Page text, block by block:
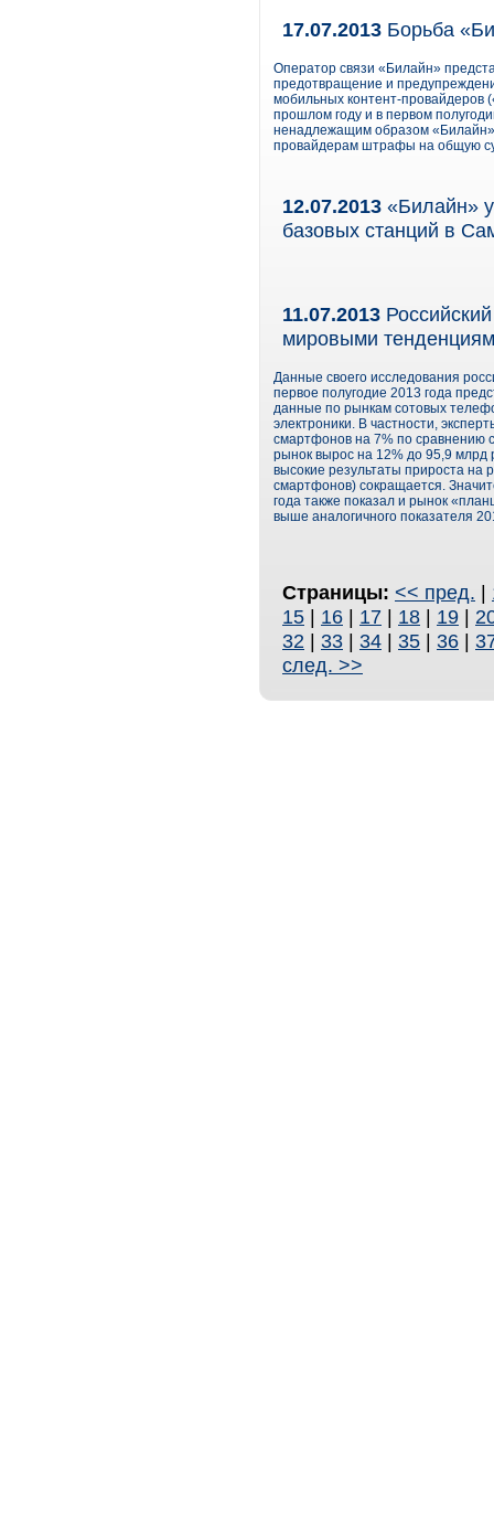
17.07.2013 Борьба
Оператор связи «Билайн»
предотвращение и
мобильных контент-
прошлом году и в первом
ненадлежащим образом «Билайн»
провайдерам штрафы на общую
12.07.2013 «Билайн»
базовых станций в
11.07.2013
мировыми
Данные своего исследования
первое полугодие 2013 года
данные по рынкам сотовых
электроники. В частности,
смартфонов на 7% по сравнению
рынок вырос на 12% до 95,9 млрд
высокие результаты прироста на
смартфонов) сокращается.
года также показал и рынок
выше аналогичного показателя
Страницы: << пред. |
15 | 16 | 17 | 18 | 19 |
32 | 33 | 34 | 35 | 36 |
след. >>